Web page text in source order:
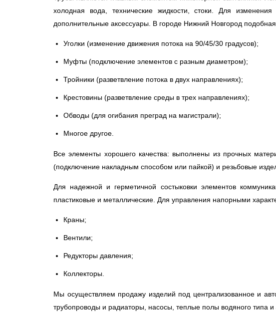
холодная вода, технические жидкости, стоки. Для
дополнительные аксессуары. В городе Нижний Новгород
Уголки (изменение движения потока на 90/45/30 градусов);
Муфты (подключение элементов с разным диаметром);
Тройники (разветвление потока в двух направлениях);
Крестовины (разветвление среды в трех направлениях);
Обводы (для огибания преград на магистрали);
Многое другое.
Все элементы хорошего качества: выполнены из прочных
(подключение накладным способом или пайкой) и резьбовые
Для надежной и герметичной состыковки элементов
пластиковые и металлические. Для управления напорными
Краны;
Вентили;
Редукторы давления;
Коллекторы.
Мы осуществляем продажу изделий под централизованное и
трубопроводы и радиаторы, насосы, теплые полы водяного типа и